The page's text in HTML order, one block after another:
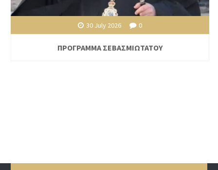
30 July 2026 0
ΠΡΟΓΡΑΜΜΑ ΣΕΒΑΣΜΙΩΤΑΤΟΥ